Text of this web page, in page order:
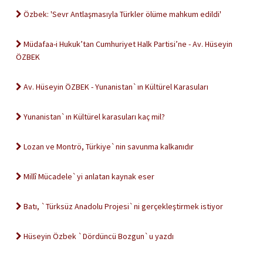
Özbek: 'Sevr Antlaşmasıyla Türkler ölüme mahkum edildi'
Müdafaa-i Hukuk’tan Cumhuriyet Halk Partisi’ne - Av. Hüseyin
ÖZBEK
Av. Hüseyin ÖZBEK - Yunanistan`ın Kültürel Karasuları
Yunanistan`ın Kültürel karasuları kaç mil?
Lozan ve Montrö, Türkiye`nin savunma kalkanıdır
Millî Mücadele`yi anlatan kaynak eser
Batı, `Türksüz Anadolu Projesi`ni gerçekleştirmek istiyor
Hüseyin Özbek `Dördüncü Bozgun`u yazdı